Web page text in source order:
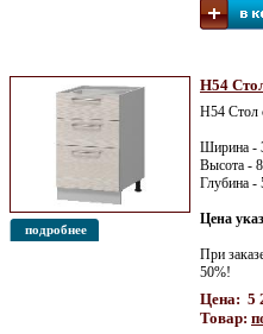
подробнее
Н54
Н54 Стол
Ширина -
Высота -
Глубина
Цена
При
50%!
Цена: 5
Товар: